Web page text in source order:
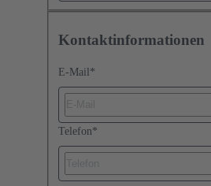
Kontaktinformationen
E-Mail *
Telefon*